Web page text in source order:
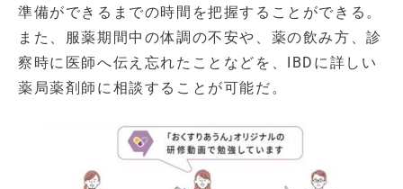
準備ができるまでの時間を把握することができる。
また、服薬期間中の体調の不安や、薬の飲み方、診
察時に医師へ伝え忘れたことなどを、IBDに詳しい
薬局薬剤師に相談することが可能だ。